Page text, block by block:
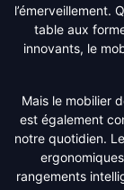
l’émerveillement.
table aux
innovants, le
Mais le mobilier
est également
notre quotidien.
rangements